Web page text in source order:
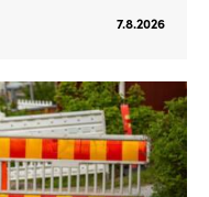
7.8.2026